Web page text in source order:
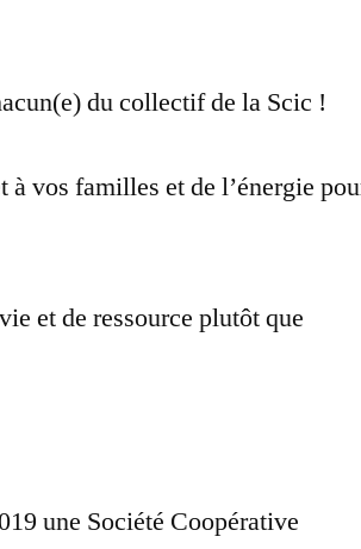
du collectif de la Scic !
à vos familles et de l’énergie
et de ressource plutôt que
une Société Coopérative